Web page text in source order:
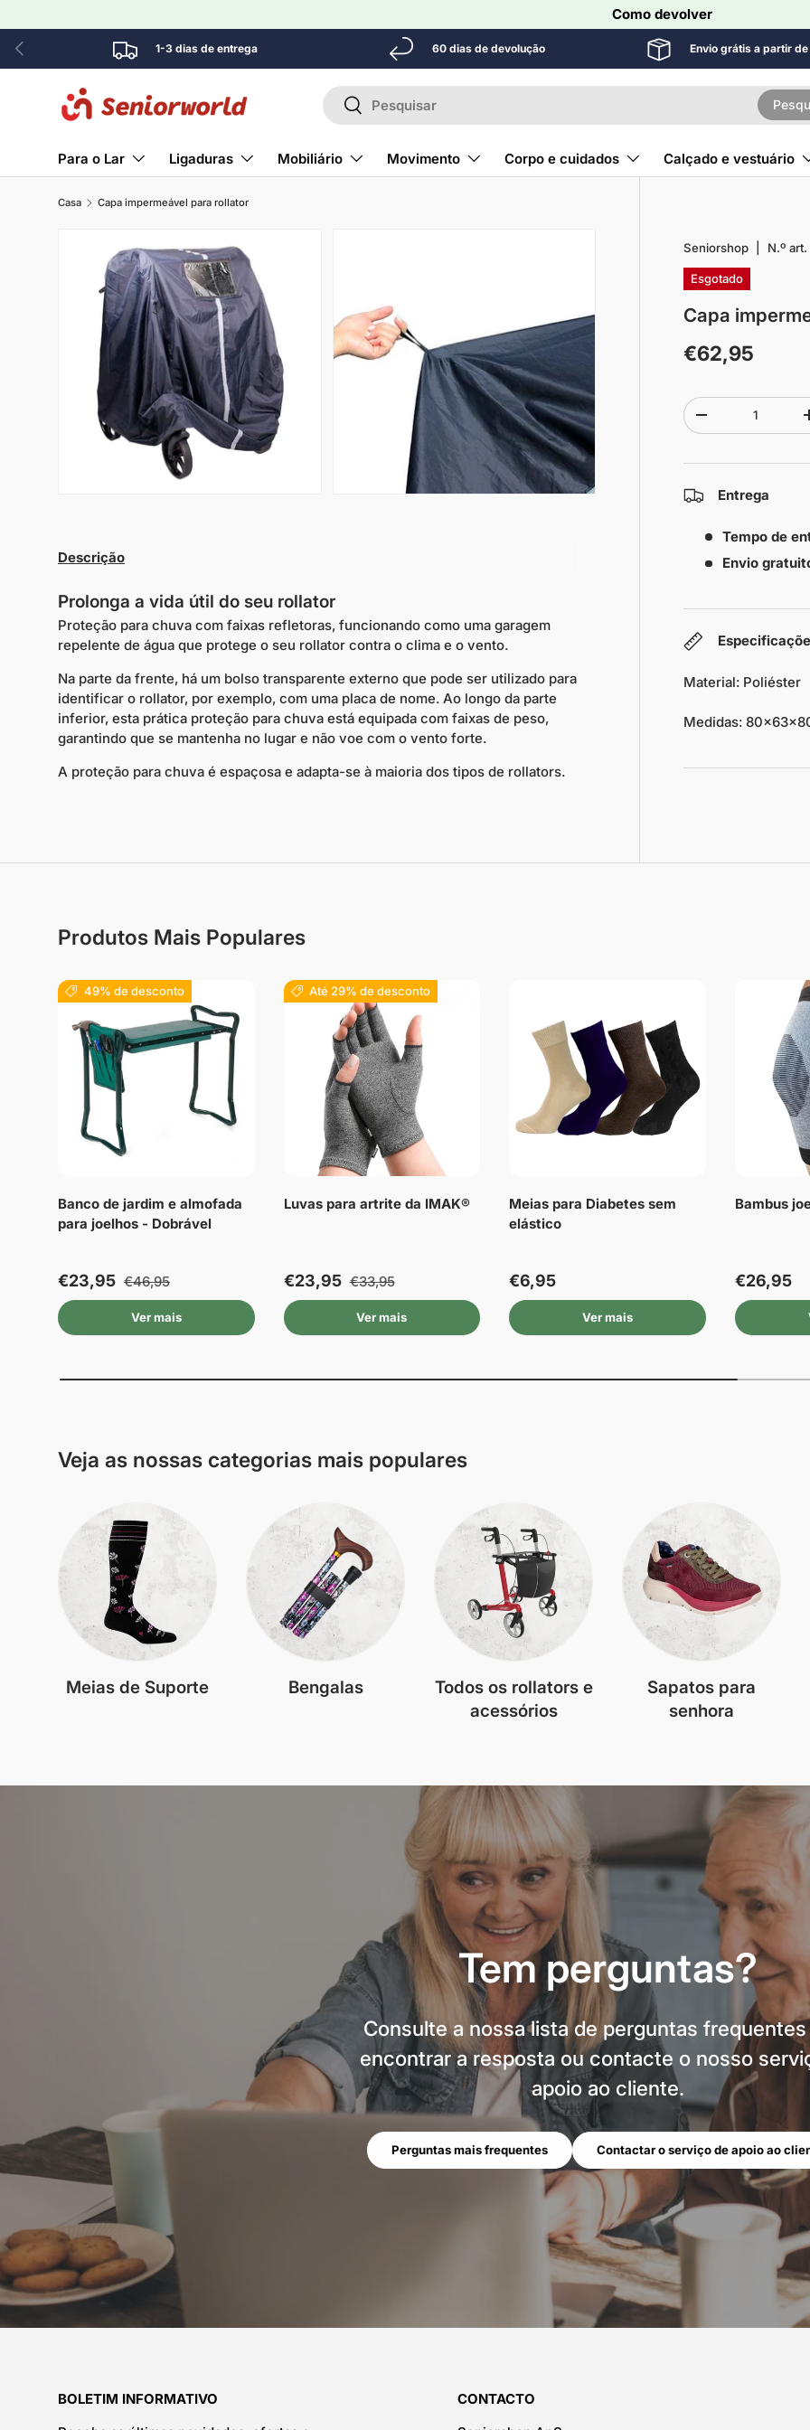
Ir para o conteúdo
Como devolver
Anterior 1-3 dias de entrega 60 dias de devolução Envio grátis a partir
Pesquisar
Pesquisar
Para o Lar Ligaduras Mobiliário Movimento Corpo e cuidados Calçado e vestuário
Casa Capa impermeável para rollator
Seniorshop N.º art.
Esgotado
Capa
€62,95
Quantidade
-
Entrega
Tempo de
Envio
Material: Poliéster
Medidas:
Descrição
Prolonga a vida útil do seu rollator
Proteção para chuva com faixas refletoras, funcionando como uma garagem
repelente de água que protege o seu rollator contra o clima e o vento.
Na parte da frente, há um bolso transparente externo que pode ser utilizado para
identificar o rollator, por exemplo, com uma placa de nome. Ao longo da parte
inferior, esta prática proteção para chuva está equipada com faixas de peso,
garantindo que se mantenha no lugar e não voe com o vento forte.
A proteção para chuva é espaçosa e adapta-se à maioria dos tipos de rollators.
Produtos Mais Populares
49% de desconto
Banco de jardim e almofada
para joelhos - Dobrável
€23,95 €46,95
Ver mais
Até 29% de desconto
Luvas para artrite da IMAK®
€23,95 €33,95
Ver mais
Meias para Diabetes sem
elástico
€6,95
Ver mais
Bambus
€26,95
Veja as nossas categorias mais populares
Meias de Suporte Bengalas
Todos os rollators e
acessórios
Sapatos para
senhora
Tem perguntas?
Consulte a nossa lista de perguntas frequentes
encontrar a resposta ou contacte o nosso
apoio ao cliente.
Perguntas mais frequentes Contactar o serviço de apoio ao
BOLETIM INFORMATIVO
CONTACTO